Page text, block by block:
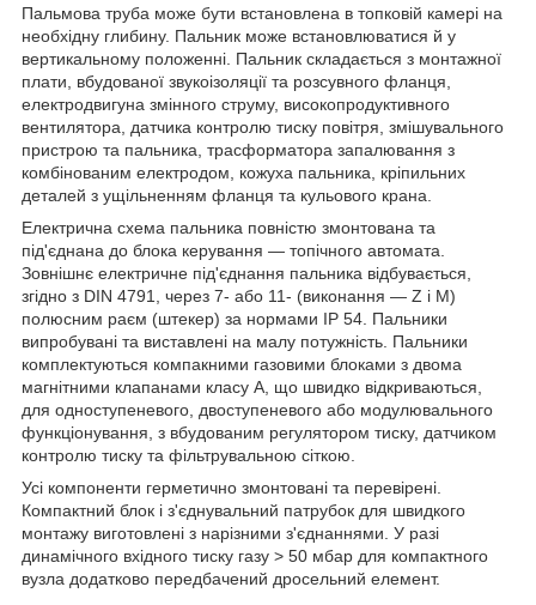
Пальмова труба може бути встановлена в топковій камері на
необхідну глибину. Пальник може встановлюватися й у
вертикальному положенні. Пальник складається з монтажної
плати, вбудованої звукоізоляції та розсувного фланця,
електродвигуна змінного струму, високопродуктивного
вентилятора, датчика контролю тиску повітря, змішувального
пристрою та пальника, трасформатора запалювання з
комбінованим електродом, кожуха пальника, кріпильних
деталей з ущільненням фланця та кульового крана.
Електрична схема пальника повністю змонтована та
під'єднана до блока керування — топічного автомата.
Зовнішнє електричне під'єднання пальника відбувається,
згідно з DIN 4791, через 7- або 11- (виконання — Z і М)
полюсним раєм (штекер) за нормами IP 54. Пальники
випробувані та виставлені на малу потужність. Пальники
комплектуються компакними газовими блоками з двома
магнітними клапанами класу А, що швидко відкриваються,
для одноступеневого, двоступеневого або модулювального
функціонування, з вбудованим регулятором тиску, датчиком
контролю тиску та фільтрувальною сіткою.
Усі компоненти герметично змонтовані та перевірені.
Компактний блок і з'єднувальний патрубок для швидкого
монтажу виготовлені з нарізними з'єднаннями. У разі
динамічного вхідного тиску газу > 50 мбар для компактного
вузла додатково передбачений дросельний елемент.